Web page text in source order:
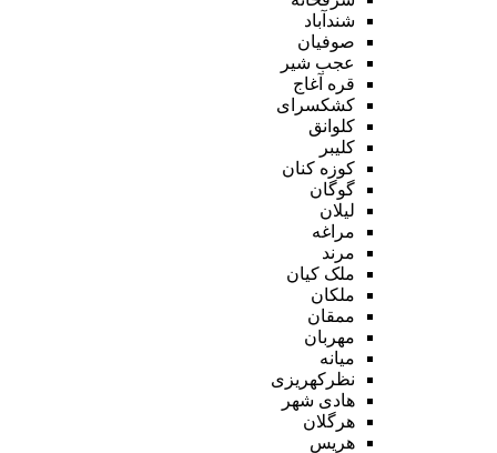
شندآباد
صوفیان
عجب شیر
قره آغاج
کشکسرای
کلوانق
کلیبر
کوزه کنان
گوگان
لیلان
مراغه
مرند
ملک کیان
ملکان
ممقان
مهربان
میانه
نظرکهریزی
هادی شهر
هرگلان
هریس